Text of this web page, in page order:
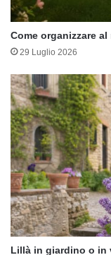
Come organizzare
29 Luglio 2026
Lillà in giardino o in